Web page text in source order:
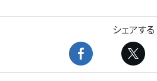
シェアする